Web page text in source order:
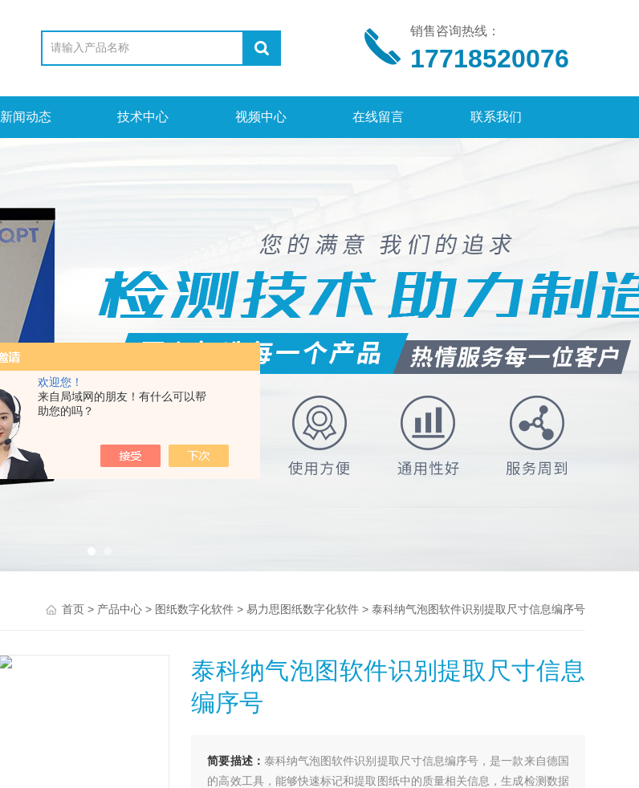
欢迎您！
来自局域网的朋友！有什么可以帮
助您的吗？
销售咨询热线：
17718520076
新闻动态 技术中心 视频中心 在线留言 联系我们
首页> 产品中心> 图纸数字化软件> 易力思图纸数字化软件> 泰科纳气泡图软件识别提取尺寸信息编序号
泰科纳气泡图软件识别提取尺寸信息
编序号
简要描述： 泰科纳气泡图软件识别提取尺寸信息编序号，是一款来自德国
的高效工具，能够快速标记和提取图纸中的质量相关信息，生成检测数据